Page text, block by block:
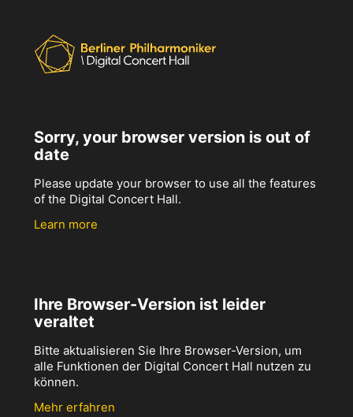
Sorry, your browser version is out of
date
Please update your browser to use all the features
of the Digital Concert Hall.
Learn more
Ihre Browser-Version ist leider
veraltet
Bitte aktualisieren Sie Ihre Browser-Version, um
alle Funktionen der Digital Concert Hall nutzen zu
können.
Mehr erfahren